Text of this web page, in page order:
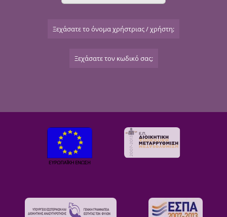
Ξεχάσατε το όνομα χρήστριας / χρήστη;
Ξεχάσατε τον κωδικό σας;